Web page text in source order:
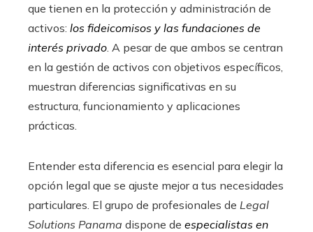
que tienen en la protección y administración de
activos: los fideicomisos y las fundaciones de
interés privado . A pesar de que ambos se centran
en la gestión de activos con objetivos específicos,
muestran diferencias significativas en su
estructura, funcionamiento y aplicaciones
prácticas.
Entender esta diferencia es esencial para elegir la
opción legal que se ajuste mejor a tus necesidades
particulares. El grupo de profesionales de Legal
Solutions Panama dispone de especialistas en